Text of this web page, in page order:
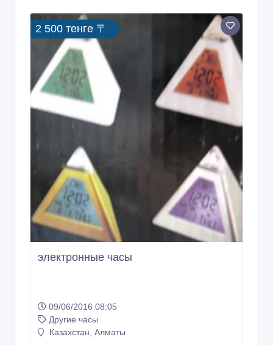
2 500 тенге 〒
электронные часы
09/06/2016 08:05
Другие часы
Казахстан, Алматы